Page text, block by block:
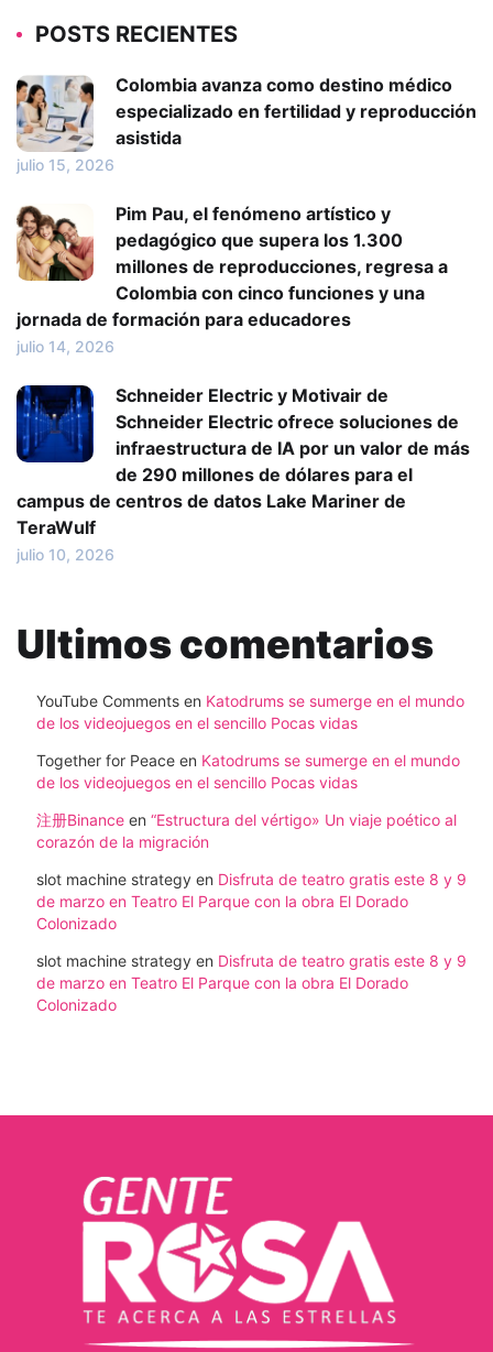
POSTS RECIENTES
Colombia avanza como destino médico
especializado en fertilidad y reproducción
asistida
julio 15, 2026
Pim Pau, el fenómeno artístico y
pedagógico que supera los 1.300
millones de reproducciones, regresa a
Colombia con cinco funciones y una
jornada de formación para educadores
julio 14, 2026
Schneider Electric y Motivair de
Schneider Electric ofrece soluciones de
infraestructura de IA por un valor de más
de 290 millones de dólares para el
campus de centros de datos Lake Mariner de
TeraWulf
julio 10, 2026
Ultimos comentarios
YouTube Comments en Katodrums se sumerge en el mundo
de los videojuegos en el sencillo Pocas vidas
Together for Peace en Katodrums se sumerge en el mundo
de los videojuegos en el sencillo Pocas vidas
注册Binance en “Estructura del vértigo» Un viaje poético al
corazón de la migración
slot machine strategy en Disfruta de teatro gratis este 8 y 9
de marzo en Teatro El Parque con la obra El Dorado
Colonizado
slot machine strategy en Disfruta de teatro gratis este 8 y 9
de marzo en Teatro El Parque con la obra El Dorado
Colonizado